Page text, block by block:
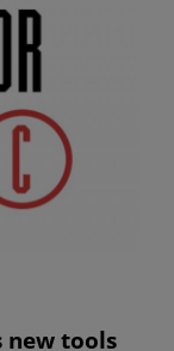
new tools